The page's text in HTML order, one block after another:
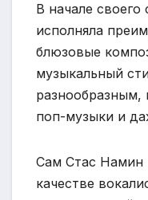
В начале своего
исполняла
блюзовые
музыкальный
разнообразным,
поп-музыки и
Сам Стас Намин
качестве